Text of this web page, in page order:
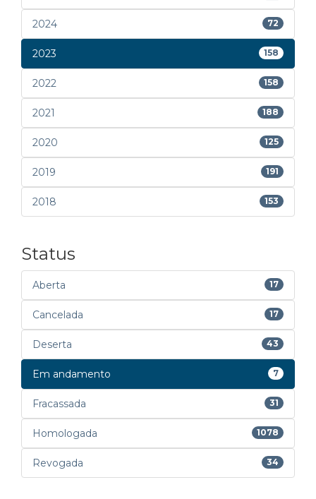
2024 72
2023 158
2022 158
2021 188
2020 125
2019 191
2018 153
Status
Aberta 17
Cancelada 17
Deserta 43
Em andamento 7
Fracassada 31
Homologada 1078
Revogada 34